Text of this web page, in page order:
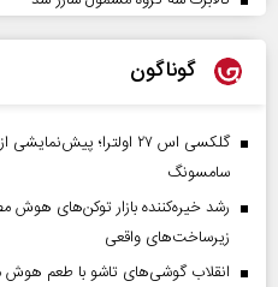
گوناگون
گلکسی اس ۲۷ اولترا؛
سامسونگ
زیرساخت‌های واقعی
انقلاب گوشی‌های تاشو‌ با طعم هوش